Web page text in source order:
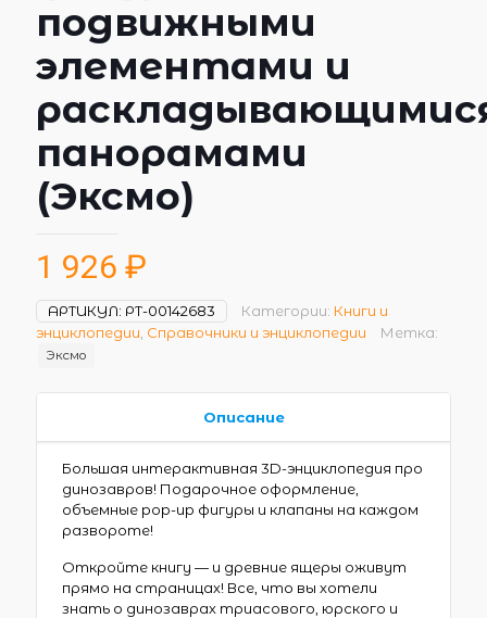
подвижными
элементами и
панорамами
(Эксмо)
1 926 ₽
АРТИКУЛ: РТ-00142683 Категории: Книги и
энциклопедии Справочники и энциклопедии Метка:
Эксмо
Описание
Большая интерактивная 3D-энциклопедия про
динозавров! Подарочное оформление,
объемные pop-up фигуры и клапаны на каждом
развороте!
Откройте книгу — и древние ящеры оживут
прямо на страницах! Все, что вы хотели
знать о динозаврах триасового, юрского и